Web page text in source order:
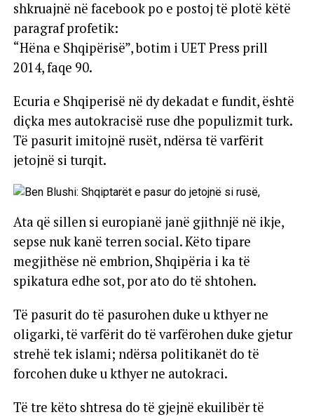
shkruajnë në facebook po e postoj të plotë këtë
paragraf profetik:
“Hëna e Shqipërisë”, botim i UET Press prill
2014, faqe 90.
Ecuria e Shqiperisë në dy dekadat e fundit, është
diçka mes autokracisë ruse dhe populizmit turk.
Të pasurit imitojnë rusët, ndërsa të varfërit
jetojnë si turqit.
Ata që sillen si europianë janë gjithnjë në ikje,
sepse nuk kanë terren social. Këto tipare
megjithëse në embrion, Shqipëria i ka të
spikatura edhe sot, por ato do të shtohen.
Të pasurit do të pasurohen duke u kthyer ne
oligarki, të varfërit do të varfërohen duke gjetur
strehë tek islami; ndërsa politikanët do të
forcohen duke u kthyer ne autokraci.
Të tre këto shtresa do të gjejnë ekuilibër të